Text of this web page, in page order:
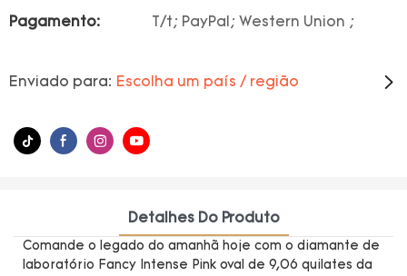
Pagamento: T/t; PayPal; Western Union ;
Enviado para: Escolha um país / região
Detalhes Do Produto
Comande o legado do amanhã hoje com o diamante de
laboratório Fancy Intense Pink oval de 9,06 quilates da